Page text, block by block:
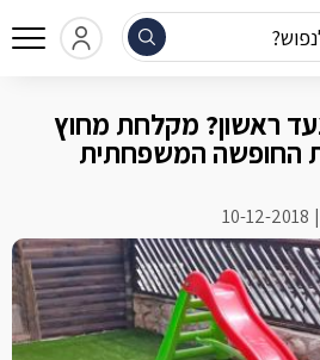
ראשון? מקלחת מחוץ
החופשה המשפחתית
10-12-2018